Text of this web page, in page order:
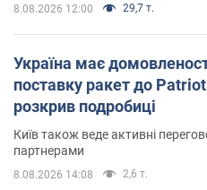
8.08.2026 12:00 29,7 т.
Україна має
поставку ракет до
розкрив подробиці
Київ також веде активні
партнерами
8.08.2026 14:08 2,6 т.